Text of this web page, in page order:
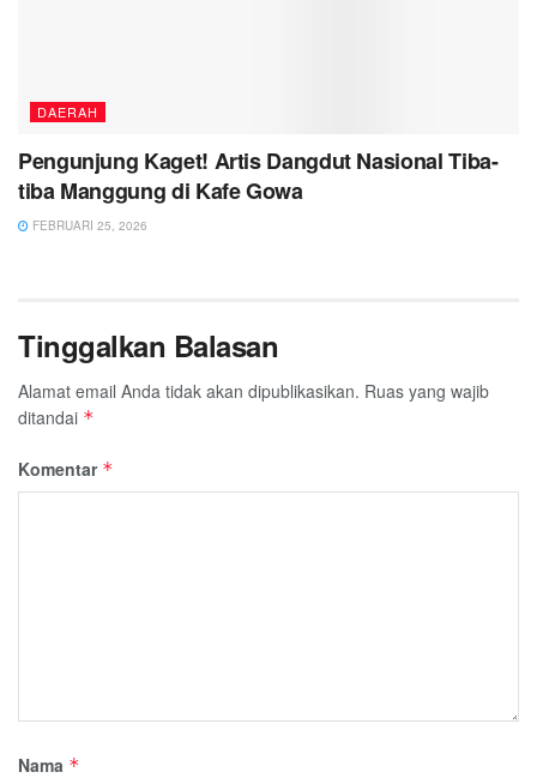
DAERAH
Pengunjung Kaget! Artis Dangdut Nasional Tiba-
tiba Manggung di Kafe Gowa
FEBRUARI 25, 2026
Tinggalkan Balasan
Alamat email Anda tidak akan dipublikasikan. Ruas yang wajib
ditandai *
Komentar *
Nama *